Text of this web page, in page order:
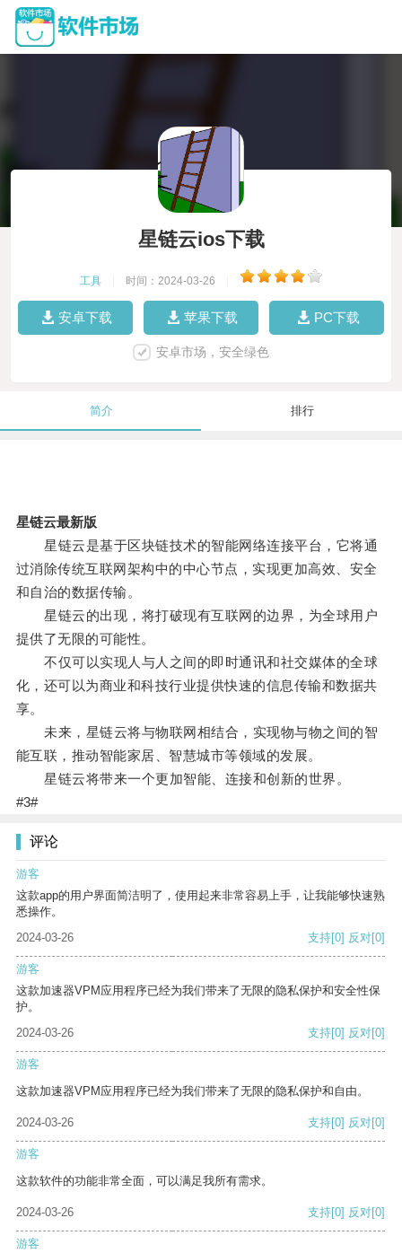
星链云ios下载
工具 时间：2024-03-26
安卓下载 苹果下载 PC下载
安卓市场，安全绿色
简介 排行
星链云最新版
星链云是基于区块链技术的智能网络连接平台，它将通
过消除传统互联网架构中的中心节点，实现更加高效、安全
和自治的数据传输。
星链云的出现，将打破现有互联网的边界，为全球用户
提供了无限的可能性。
不仅可以实现人与人之间的即时通讯和社交媒体的全球
化，还可以为商业和科技行业提供快速的信息传输和数据共
享。
未来，星链云将与物联网相结合，实现物与物之间的智
能互联，推动智能家居、智慧城市等领域的发展。
星链云将带来一个更加智能、连接和创新的世界。
#3#
评论
游客
这款app的用户界面简洁明了，使用起来非常容易上手，让我能够快速熟
悉操作。
2024-03-26
支持[0] 反对[0]
游客
这款加速器VPM应用程序已经为我们带来了无限的隐私保护和安全性保
护。
2024-03-26
支持[0] 反对[0]
游客
这款加速器VPM应用程序已经为我们带来了无限的隐私保护和自由。
2024-03-26 支持[0] 反对[0]
游客
这款软件的功能非常全面，可以满足我所有需求。
2024-03-26 支持[0] 反对[0]
游客